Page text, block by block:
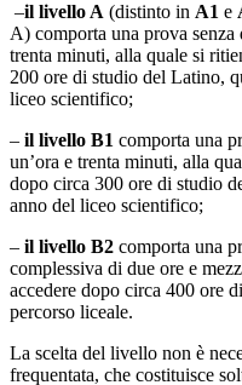
–il livello A (distinto in A1 e
A) comporta una prova
trenta minuti, alla quale si
200 ore di studio del Latino,
liceo scientifico;
– il livello B1 comporta una
un’ora e trenta minuti, alla
dopo circa 300 ore di studio
anno del liceo scientifico;
– il livello B2 comporta una
complessiva di due ore e
accedere dopo circa 400 ore
percorso liceale.
La scelta del livello non è
frequentata, che costituisce